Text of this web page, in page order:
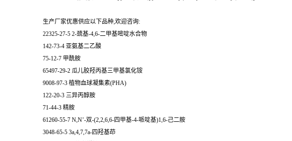
生产厂家优惠供应以下品种,欢迎咨询:
22325-27-5 2-巯基-4,6-二甲基嘧啶水合物
142-73-4 亚氨基二乙酸
75-12-7 甲酰胺
65497-29-2 瓜儿胶羟丙基三甲基氯化铵
9008-97-3 植物血球凝集素(PHA)
122-20-3 三异丙醇胺
71-44-3 精胺
61260-55-7 N,N’-双-(2,2,6,6-四甲基-4-哌啶基)1,6-己二胺
3048-65-5 3a,4,7,7a-四羟基茚